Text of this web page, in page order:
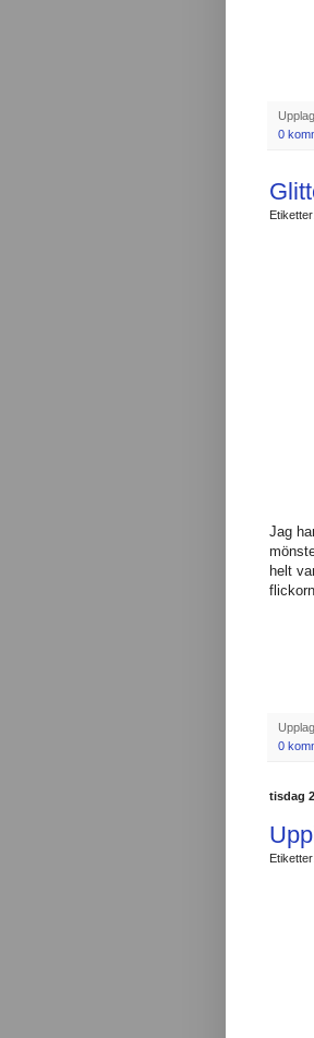
0
Etiketter:
Jag
helt
0
tisdag
Etiketter: